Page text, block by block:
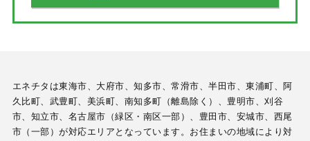
エネチタは東海市、大府市、知多市、常滑市、半田市、東浦町、阿
久比町、武豊町、美浜町、南知多町（離島除く）、豊明市、刈谷
市、知立市、名古屋市（緑区・南区一部）、豊田市、安城市、西尾
市（一部）が対応エリアとなっています。お住まいの地域により対